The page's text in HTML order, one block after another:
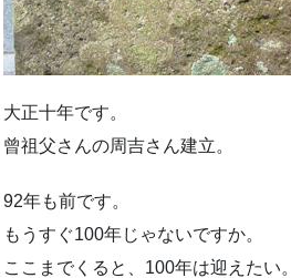
大正十年です。
曾祖父さんの周吉さん建立。
92年も前です。
もうすぐ100年じゃないですか。
ここまでくると、100年は迎えたい。